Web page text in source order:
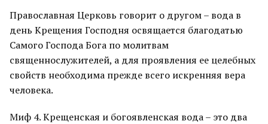
Православная Церковь говорит о другом – вода в
день Крещения Господня освящается благодатью
Самого Господа Бога по молитвам
священнослужителей, а для проявления ее целебных
свойств необходима прежде всего искренняя вера
человека.
Миф 4. Крещенская и богоявленская вода – это два